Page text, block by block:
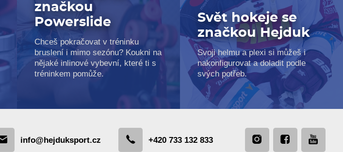
značkou
Powerslide
Chceš pokračovat v tréninku
bruslení i mimo sezónu? Koukni na
nějaké inlinové vybevní, které ti s
tréninkem pomůže.
Svět hokeje se
značkou Hejduk
Svoji helmu a plexi si můžeš i
nakonfigurovat a doladit podle
svých potřeb.
info@hejduksport.cz +420 733 132 833